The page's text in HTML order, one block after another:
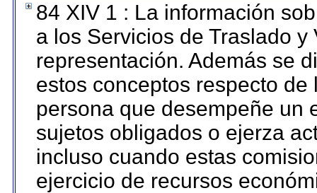
84 XIV 1 : La información
a los Servicios de Traslado
representación. Además se
estos conceptos respecto
persona que desempeñe un
sujetos obligados o ejerza
incluso cuando estas
ejercicio de recursos